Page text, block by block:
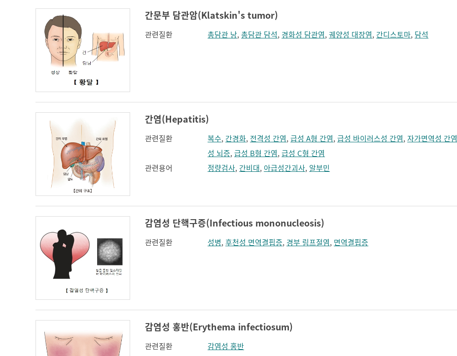
간문부 담관암(Klatskin's tumor)
관련질환 총담관 낭,총담관 담석, 경화성 담관염,궤양성 대장염, 간디스토마, 담석
간염(Hepatitis)
관련질환 복수, 간경화, 전격성 간염,급성 A형 간염,급성 바이러스성 간염,자가면역성 간염
성 뇌증,급성 B형 간염,급성 C형 간염
관련용어
정량검사, 간비대, 아급성간괴사, 알부민
감염성 단핵구증(Infectious mononucleosis)
관련질환 성병,후천성 면역결핍증, 경부 림프절염, 면역결핍증
감염성 홍반(Erythema infectiosum)
관련질환 감염성 홍반